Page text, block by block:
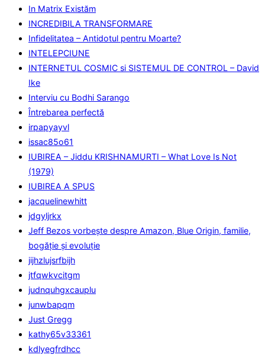
In Matrix Existăm
INCREDIBILA TRANSFORMARE
Infidelitatea – Antidotul pentru Moarte?
INTELEPCIUNE
INTERNETUL COSMIC si SISTEMUL DE CONTROL – David
Ike
Interviu cu Bodhi Sarango
Întrebarea perfectă
irpapyayvl
issac85o61
IUBIREA – Jiddu KRISHNAMURTI – What Love Is Not
(1979)
IUBIREA A SPUS
jacquelinewhitt
jdgyljrkx
Jeff Bezos vorbește despre Amazon, Blue Origin, familie,
bogăție și evoluție
jijhzlujsrfbijh
jtfqwkvcitgm
judnquhgxcauplu
junwbapqm
Just Gregg
kathy65v33361
kdlyegfrdhcc